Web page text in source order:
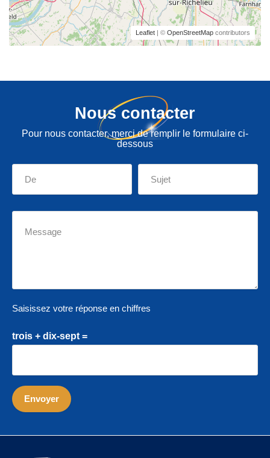
Leaflet | © OpenStreetMap contributors
Nous contacter
Pour nous contacter, merci de remplir le formulaire ci-
dessous
Saisissez votre réponse en chiffres
trois + dix-sept =